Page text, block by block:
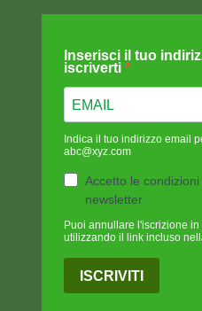
Inserisci il tuo
iscriverti
Indica il tuo indirizzo email
abc@xyz.com
Accetto le
newsletter
Puoi annullare l'iscrizione
utilizzando il link incluso
ISCRIVITI